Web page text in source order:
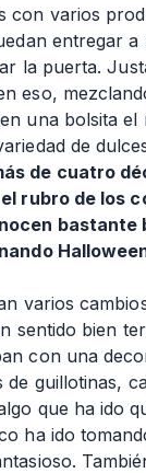
con varios
entregar a
la puerta.
eso,
una bolsita el
de
de cuatro
rubro de los
bastante
varios
sentido bien
con una
de guillotinas,
que ha ido
ha ido